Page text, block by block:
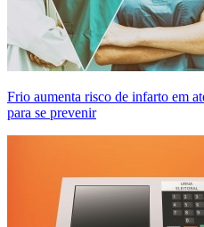
Frio aumenta risco de infarto em
para se prevenir